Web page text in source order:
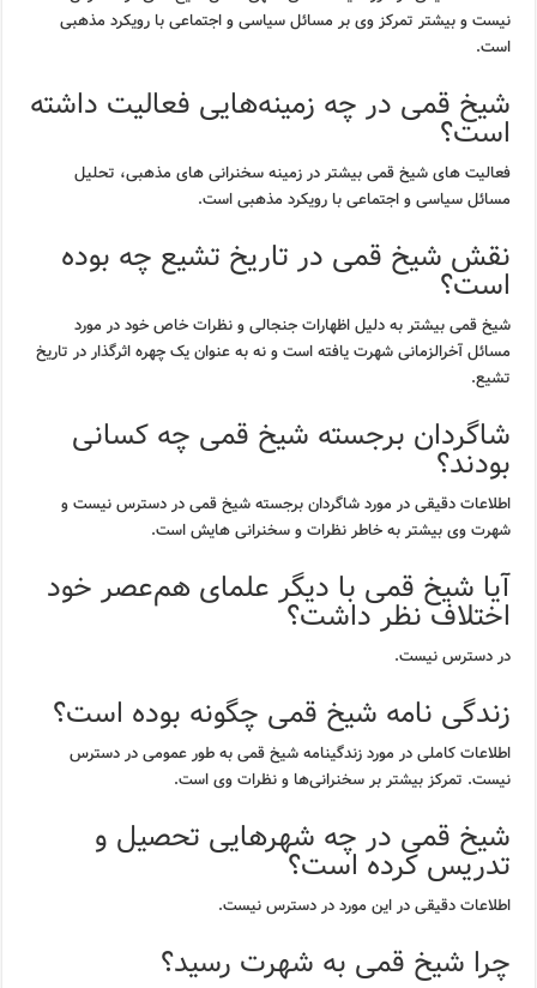
نیست و بیشتر تمرکز وی بر مسائل سیاسی و اجتماعی با رویکرد مذهبی
است.
شیخ قمی در چه زمینه‌هایی فعالیت داشته
است؟
فعالیت های شیخ قمی بیشتر در زمینه سخنرانی های مذهبی، تحلیل
مسائل سیاسی و اجتماعی با رویکرد مذهبی است.
نقش شیخ قمی در تاریخ تشیع چه بوده
است؟
شیخ قمی بیشتر به دلیل اظهارات جنجالی و نظرات خاص خود در مورد
مسائل آخرالزمانی شهرت یافته است و نه به عنوان یک چهره اثرگذار در تاریخ
تشیع.
شاگردان برجسته شیخ قمی چه کسانی
بودند؟
اطلاعات دقیقی در مورد شاگردان برجسته شیخ قمی در دسترس نیست و
شهرت وی بیشتر به خاطر نظرات و سخنرانی هایش است.
آیا شیخ قمی با دیگر علمای هم‌عصر خود
اختلاف نظر داشت؟
در دسترس نیست.
زندگی نامه شیخ قمی چگونه بوده است؟
اطلاعات کاملی در مورد زندگینامه شیخ قمی به طور عمومی در دسترس
نیست. تمرکز بیشتر بر سخنرانی‌ها و نظرات وی است.
شیخ قمی در چه شهرهایی تحصیل و
تدریس کرده است؟
اطلاعات دقیقی در این مورد در دسترس نیست.
چرا شیخ قمی به شهرت رسید؟